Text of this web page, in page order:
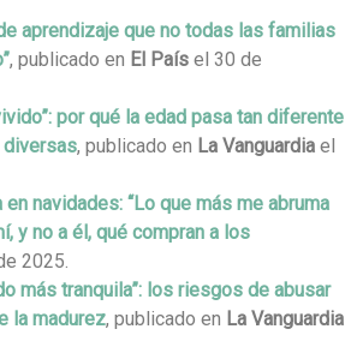
aprendizaje que no todas las familias
, publicado en El País el 30 de
por qué la edad pasa tan diferente
diversas, publicado en La Vanguardia el
navidades: “Lo que más me abruma
y no a él, qué compran a los
2025.
más tranquila”: los riesgos de abusar
la madurez, publicado en La Vanguardia